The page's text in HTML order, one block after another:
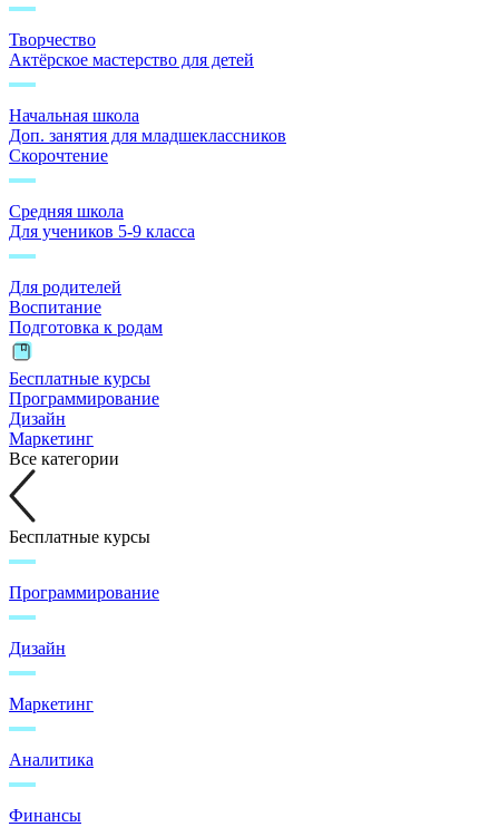
Творчество
Актёрское мастерство для детей
Начальная школа
Доп. занятия для младшеклассников
Скорочтение
Средняя школа
Для учеников 5-9 класса
Для родителей
Воспитание
Подготовка к родам
Бесплатные курсы
Программирование
Дизайн
Маркетинг
Все категории
Бесплатные курсы
Программирование
Дизайн
Маркетинг
Аналитика
Финансы